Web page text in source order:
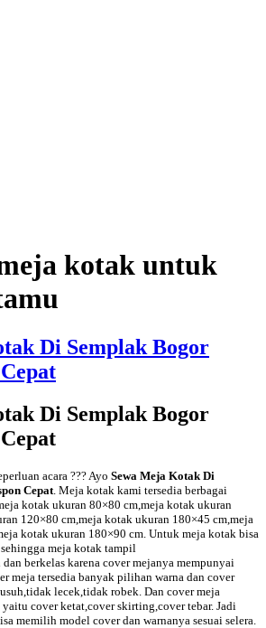
kotak untuk
Di Semplak Bogor
Di Semplak Bogor
acara ??? Ayo Sewa Meja Kotak Di
Cepat . Meja kotak kami tersedia berbagai
kotak ukuran 80×80 cm,meja kotak ukuran
120×80 cm,meja kotak ukuran 180×45 cm,meja
kotak ukuran 180×90 cm. Untuk meja kotak bisa
meja kotak tampil
berkelas karena cover mejanya mempunyai
meja tersedia banyak pilihan warna dan cover
lecek,tidak robek. Dan cover meja
cover ketat,cover skirting,cover tebar. Jadi
memilih model cover dan warnanya sesuai selera.